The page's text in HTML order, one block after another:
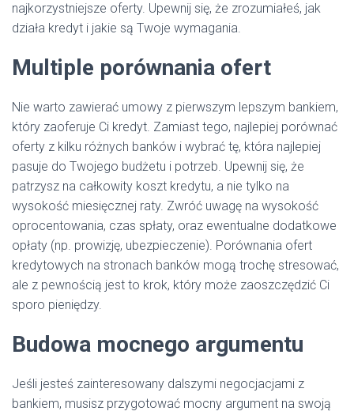
najkorzystniejsze oferty. Upewnij się, że zrozumiałeś, jak
działa kredyt i jakie są Twoje wymagania.
Multiple porównania ofert
Nie warto zawierać umowy z pierwszym lepszym bankiem,
który zaoferuje Ci kredyt. Zamiast tego, najlepiej porównać
oferty z kilku różnych banków i wybrać tę, która najlepiej
pasuje do Twojego budżetu i potrzeb. Upewnij się, że
patrzysz na całkowity koszt kredytu, a nie tylko na
wysokość miesięcznej raty. Zwróć uwagę na wysokość
oprocentowania, czas spłaty, oraz ewentualne dodatkowe
opłaty (np. prowizję, ubezpieczenie). Porównania ofert
kredytowych na stronach banków mogą trochę stresować,
ale z pewnością jest to krok, który może zaoszczędzić Ci
sporo pieniędzy.
Budowa mocnego argumentu
Jeśli jesteś zainteresowany dalszymi negocjacjami z
bankiem, musisz przygotować mocny argument na swoją